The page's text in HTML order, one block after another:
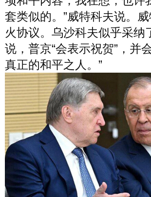
套类似的。”威特科夫说。
火协议。乌沙科夫似乎采纳
说，普京“会表示祝贺”，并
真正的和平之人。”